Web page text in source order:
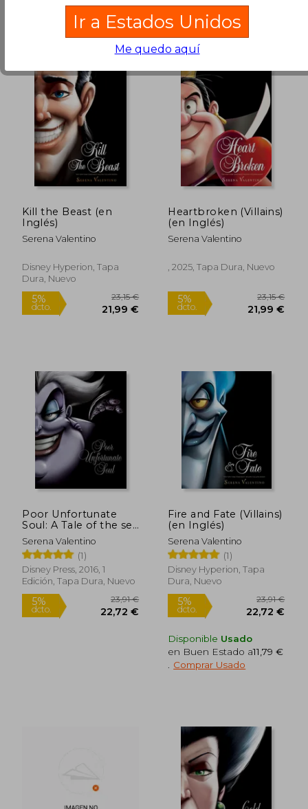
5%
dcto. 17,96 €
5%
dcto.
5%
dcto.
5%
dcto.
Kill the Beast (en
Inglés)
Serena Valentino
Disney Hyperion, Tapa
Dura, Nuevo
Heartbroken (Villains)
(en Inglés)
Serena Valentino
, 2025, Tapa Dura, Nuevo
Poor Unfortunate
Soul: A Tale of the sea
Witch (en Inglés)
Serena Valentino
(1)
Disney Press, 2016, 1
Edición, Tapa Dura, Nuevo
Fire and Fate (Villains)
(en Inglés)
Serena Valentino
(1)
Disney Hyperion, Tapa
Dura, Nuevo
Disponible Usado
en Buen Estado a11,79 €
Comprar Usado
Ir a Estados Unidos
Me quedo aquí